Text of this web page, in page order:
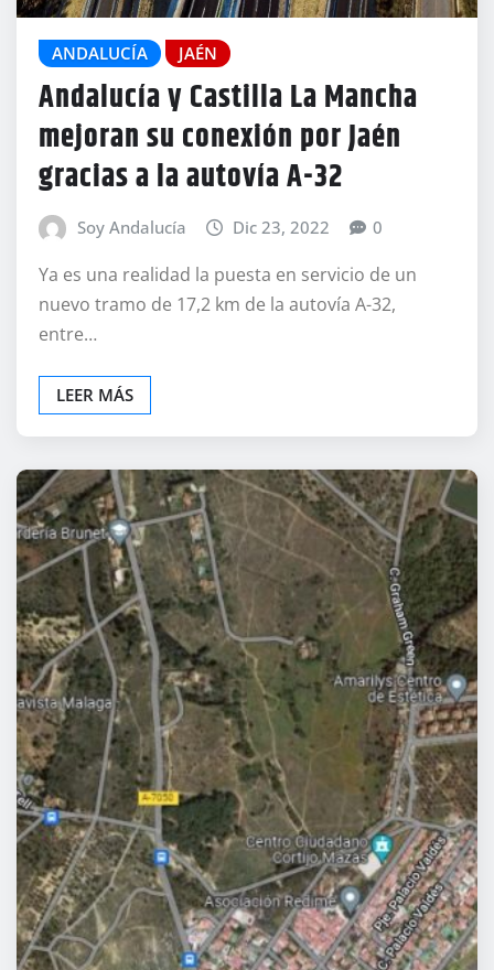
ANDALUCÍA JAÉN
Andalucía y Castilla La Mancha
mejoran su conexión por Jaén
gracias a la autovía A-32
Soy Andalucía Dic 23, 2022 0
Ya es una realidad la puesta en servicio de un
nuevo tramo de 17,2 km de la autovía A-32,
entre…
LEER MÁS